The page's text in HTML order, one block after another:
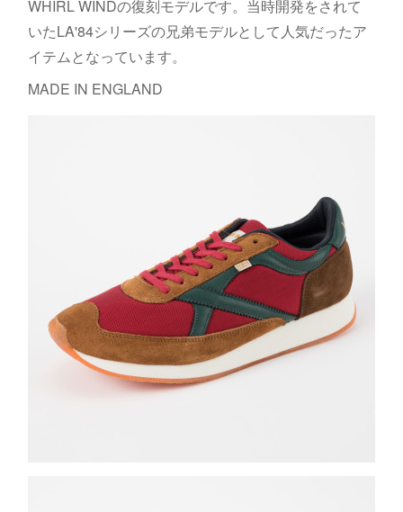
WHIRL WINDの復刻モデルです。当時開発をされて
いたLA'84シリーズの兄弟モデルとして人気だったア
イテムとなっています。
MADE IN ENGLAND